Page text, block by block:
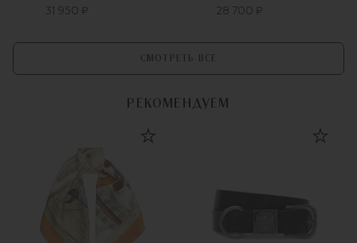
31 950 ₽
28 700 ₽
СМОТРЕТЬ ВСЕ
РЕКОМЕНДУЕМ